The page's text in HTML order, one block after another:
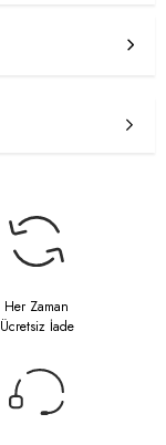
Her Zaman
Ücretsiz İade